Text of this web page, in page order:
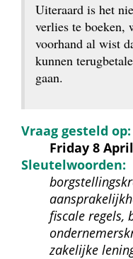
Uiteraard is het
verlies te boeken,
voorhand al wist
kunnen
gaan.
Vraag gesteld op:
Friday 8
Sleutelwoorden:
fiscale regels,
zakelijke